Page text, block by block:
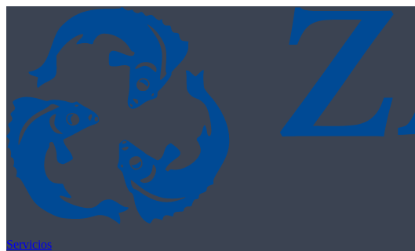
Skip to content
Servicios